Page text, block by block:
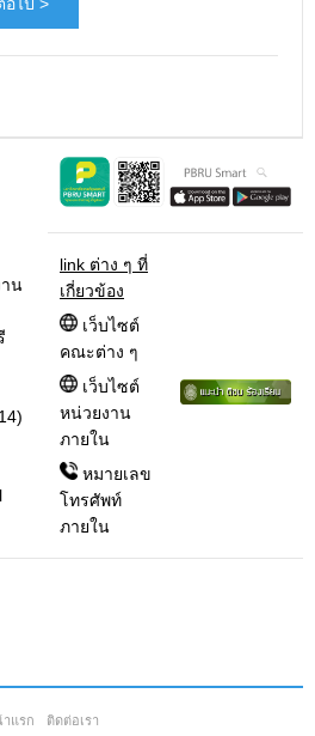
น
link ต่าง ๆ ที่
เกี่ยวข้อง
เว็บไซต์
คณะต่าง ๆ
เว็บไซต์
หน่วยงาน
ภายใน
หมายเลข
โทรศัพท์
ภายใน
แรก ติดต่อเรา